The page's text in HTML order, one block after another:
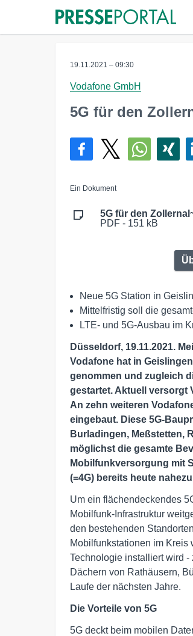
19.11.2021 – 09:30
Vodafone GmbH
5G für den
Ein Dokument
5G für den
PDF - 151 kB
Neue 5G Station in
Mittelfristig soll die
LTE- und 5G-Ausbau im
Düsseldorf, 19.11.2021.
Vodafone hat in
genommen und zugleich
gestartet. Aktuell versorgt
An zehn weiteren
eingebaut. Diese 5G-
Burladingen, Meßstetten,
möglichst die gesamte
Mobilfunkversorgung mit
(=4G) bereits heute
Um ein flächendeckendes
Mobilfunk-Infrastruktur
den bestehenden
Mobilfunkstationen im Kreis
Technologie installiert wird
Dächern von Rathäusern,
Laufe der nächsten Jahre.
Die Vorteile von 5G
5G deckt beim mobilen